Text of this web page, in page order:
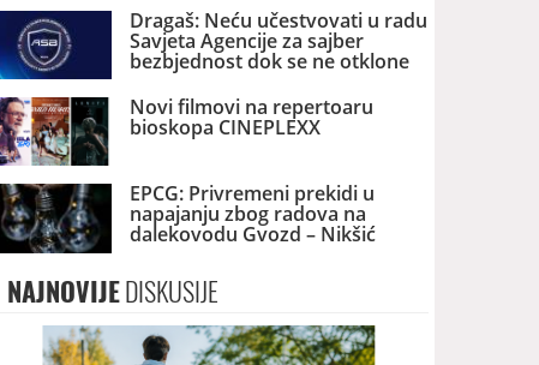
eura
Dragaš: Neću učestvovati u radu
Savjeta Agencije za sajber
bezbjednost dok se ne otklone
nezakonitosti
Novi filmovi na repertoaru
bioskopa CINEPLEXX
EPCG: Privremeni prekidi u
napajanju zbog radova na
dalekovodu Gvozd – Nikšić
NAJNOVIJEDISKUSIJE